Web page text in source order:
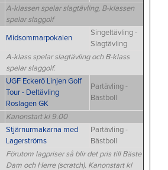
A-klassen spelar slagtävling, B-klassen
spelar slaggolf
Midsommarpokalen
Singeltävling -
Slagtävling
A-klass spelar slagtävling och B-klass
spelar slaggolf.
UGF Eckerö Linjen Golf
Tour - Deltävling
Roslagen GK
Partävling -
Bästboll
Kanonstart kl 9.00
Stjärnurmakarna med
Lagerströms
Partävling -
Bästboll
Förutom lagpriser så blir det pris till Bäste
Dam och Herre (scratch). Kanonstart kl